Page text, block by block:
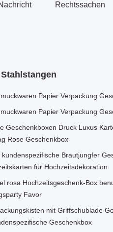
Rechtssachen
Papier Verpackung
Papier Verpackung
Geschenkboxen Druck Luxus
Rose Geschenkbox
kundenspezifische Brautjungfer
für Hochzeitsdekoration
rosa Hochzeitsgeschenk-Box
Favor
mit Griffschublade
Geschenkbox